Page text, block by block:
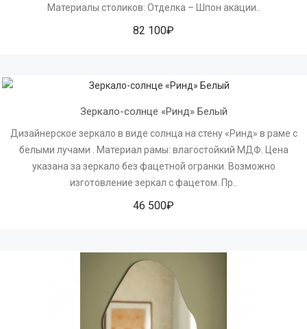
Материалы столиков: Отделка – Шпон акации..
82 100₽
Зеркало-солнце «Ринд» Белый
Дизайнерское зеркало в виде солнца на стену «Ринд» в раме с
белыми лучами . Материал рамы: влагостойкий МДФ. Цена
указана за зеркало без фацетной огранки. Возможно
изготовление зеркал с фацетом. Пр..
46 500₽